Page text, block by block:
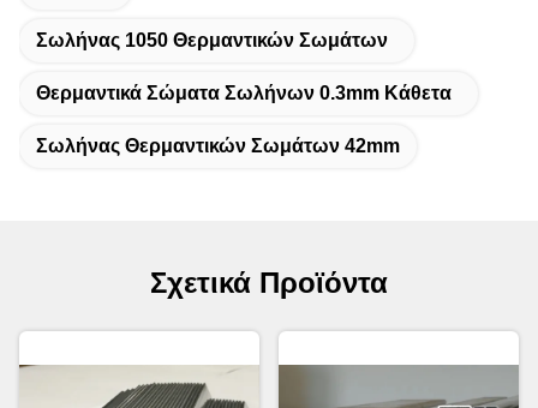
Σωλήνας 1050 Θερμαντικών Σωμάτων
Θερμαντικά Σώματα Σωλήνων 0.3mm Κάθετα
Σωλήνας Θερμαντικών Σωμάτων 42mm
Σχετικά Προϊόντα